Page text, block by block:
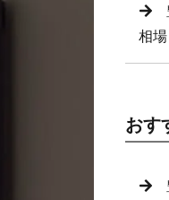
相
おす